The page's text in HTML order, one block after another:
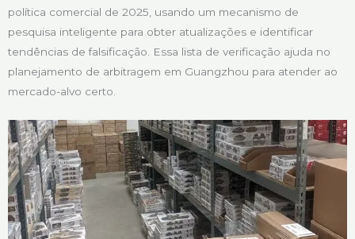
política comercial de 2025, usando um mecanismo de
pesquisa inteligente para obter atualizações e identificar
tendências de falsificação. Essa lista de verificação ajuda no
planejamento de arbitragem em Guangzhou para atender ao
mercado-alvo certo.